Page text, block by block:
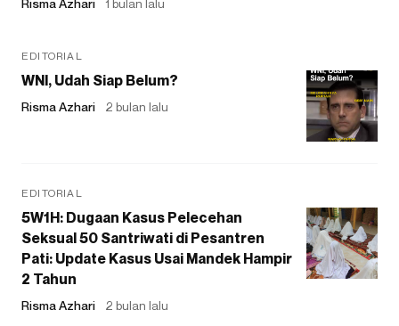
EDITORIAL
WNI, Udah Siap Belum?
Risma Azhari 2 bulan lalu
EDITORIAL
5W1H: Dugaan Kasus Pelecehan
Seksual 50 Santriwati di Pesantren
Pati: Update Kasus Usai Mandek Hampir
2 Tahun
Risma Azhari 2 bulan lalu